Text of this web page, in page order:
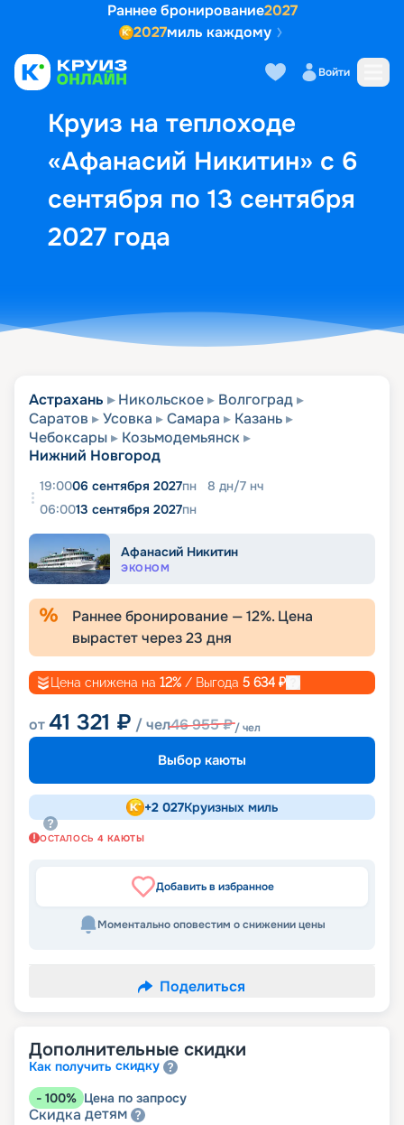
Раннее бронирование2027
2027миль каждому
Войти
Круиз на теплоходе
«Афанасий Никитин» с 6
сентября по 13 сентября
2027 года
Выбор кают Маршрут и
Астрахань Никольское
Волгоград
Саратов
Усовка Самара
Казань
Чебоксары
Козьмодемьянск
Нижний Новгород
19:0006 сентября 2027пн 8 дн/7 нч
06:0013 сентября 2027пн
Афанасий Никитин
ЭКОНОМ
Раннее бронирование —12%. Цена
вырастет через23 дня
Цена снижена на 12% / Выгода 5 634 ₽
от41 321 ₽ / чел46 955₽/ чел
Выбор каюты
+2 027Круизных миль
ОСТАЛОСЬ 4 КАЮТЫ
Добавить в избранное
Моментально оповестим о снижении цены
Поделиться
Дополнительные скидки
Как получить скидку
- 100% Цена по запросу
Скидка детям